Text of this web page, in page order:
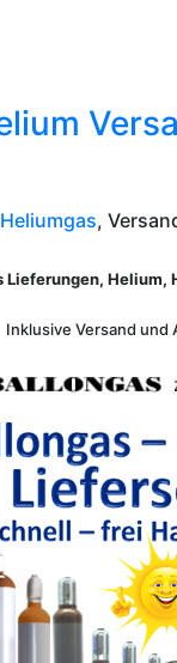
,
Lieferungen, Helium,
Inklusive Versand